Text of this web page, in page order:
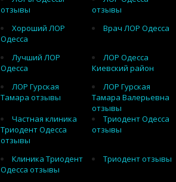
отзывы
отзывы
Хороший ЛОР
Одесса
Врач ЛОР Одесса
Лучший ЛОР
Одесса
ЛОР Одесса
Киевский район
ЛОР Гурская
Тамара отзывы
ЛОР Гурская
Тамара Валерьевна
отзывы
Частная клиника
Триодент Одесса
отзывы
Триодент Одесса
отзывы
Клиника Триодент
Одесса отзывы
Триодент отзывы